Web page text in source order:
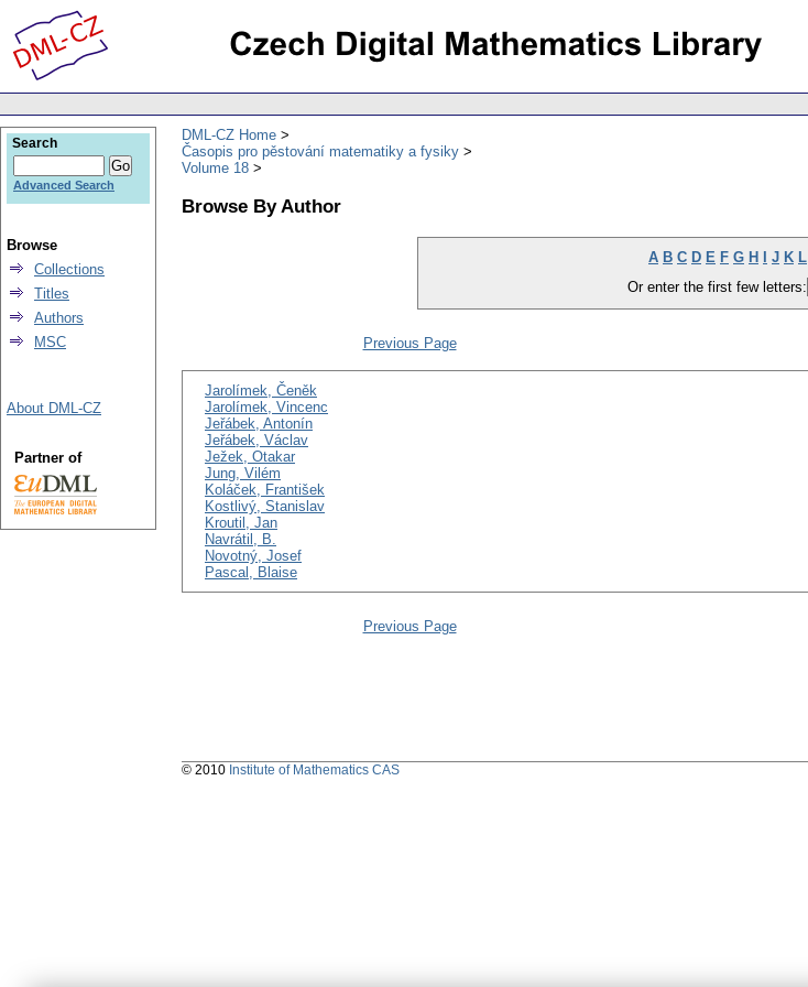
DML-CZ Home
Časopis pro pěstování matematiky a fysiky
Volume 18
Browse By Author
A B C D E F G H J K L
Or enter the first few letters:
Previous Page
Jarolímek, Čeněk
Jarolímek, Vincenc
Jeřábek, Antonín
Jeřábek, Václav
Ježek, Otakar
Jung, Vilém
Koláček, František
Kostlivý, Stanislav
Kroutil, Jan
Navrátil, B.
Novotný, Josef
Pascal, Blaise
Previous Page
Search
Advanced Search
Browse
Collections
Titles
Authors
MSC
About DML-CZ
Partner of
© 2010 Institute of Mathematics CAS